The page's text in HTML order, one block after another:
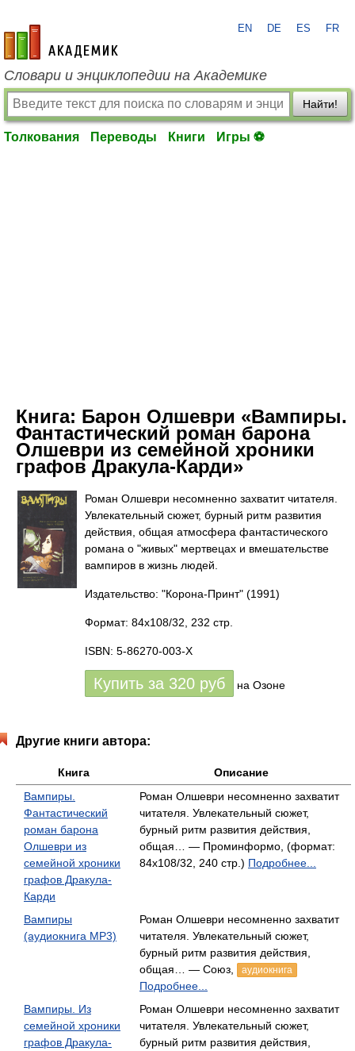
academic.ru
EN DE ES FR
Словари и энциклопедии на Академике
Найти!
Толкования Переводы Книги Игры ⚽
Книга: Барон Олшеври «Вампиры.
Фантастический роман барона
Олшеври из семейной хроники
графов Дракула-Карди»
Роман Олшеври несомненно захватит читателя.
Увлекательный сюжет, бурный ритм развития
действия, общая атмосфера фантастического
романа о "живых" мертвецах и вмешательстве
вампиров в жизнь людей.
Издательство: "Корона-Принт" (1991)
Формат: 84x108/32, 232 стр.
ISBN: 5-86270-003-X
Купить за 320 руб на Озоне
Другие книги автора:
Книга
Описание
Вампиры.
Фантастический
роман барона
Олшеври из
семейной хроники
графов Дракула-
Карди
Роман Олшеври несомненно захватит
читателя. Увлекательный сюжет,
бурный ритм развития действия,
общая… — Проминформо, (формат:
84x108/32, 240 стр.) Подробнее...
Вампиры
(аудиокнига MP3)
Роман Олшеври несомненно захватит
читателя. Увлекательный сюжет,
бурный ритм развития действия,
общая… — Союз,
аудиокнига
Подробнее...
Вампиры. Из
семейной хроники
графов Дракула-
Роман Олшеври несомненно захватит
читателя. Увлекательный сюжет,
бурный ритм развития действия,